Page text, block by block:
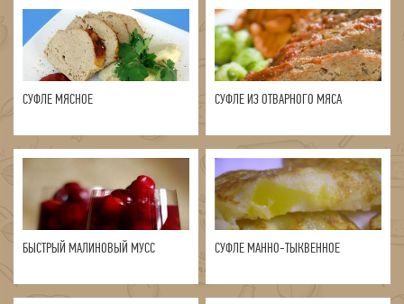
СУФЛЕ МЯСНОЕ СУФЛЕ ИЗ ОТВАРНОГО МЯСА
БЫСТРЫЙ МАЛИНОВЫЙ МУСС СУФЛЕ МАННО-ТЫКВЕННОЕ